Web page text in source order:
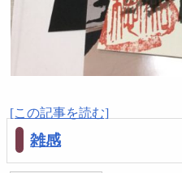
[この記事を読む]
雑感